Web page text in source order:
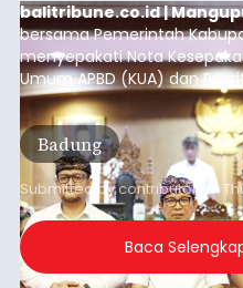
balitribune.co.id |
bersama Pemerintah
menyepakati Nota
Umum APBD (KUA) dan
Sementara (PPAS) Tahun
rapat paripurna yang digelar
Badung, Kamis (6/8/2026).
Badung
Submitted bycontributor on
Baca